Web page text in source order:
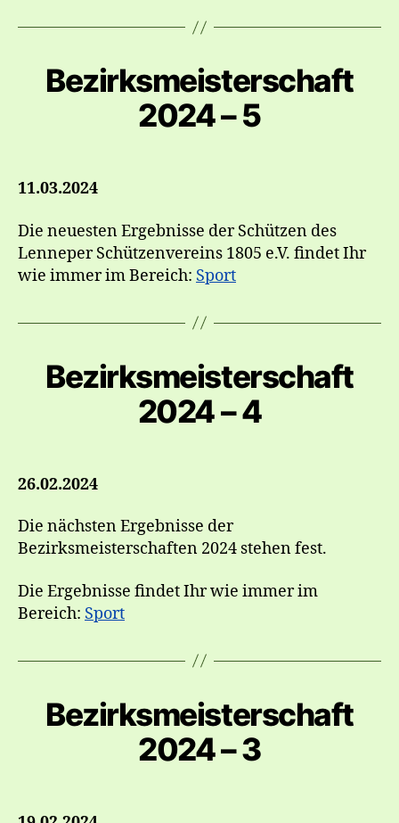
Bezirksmeisterschaft
2024 – 5
11.03.2024
Die neuesten Ergebnisse der Schützen des
Lenneper Schützenvereins 1805 e.V. findet Ihr
wie immer im Bereich: Sport
Bezirksmeisterschaft
2024 – 4
26.02.2024
Die nächsten Ergebnisse der
Bezirksmeisterschaften 2024 stehen fest.
Die Ergebnisse findet Ihr wie immer im
Bereich: Sport
Bezirksmeisterschaft
2024 – 3